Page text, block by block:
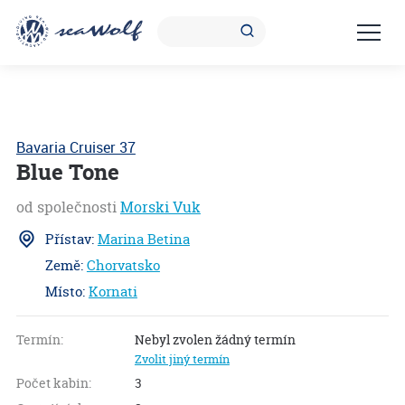
Bavaria Cruiser 37
Blue Tone
od společnostiMorski Vuk
Přístav:Marina Betina
Země:Chorvatsko
Místo:Kornati
Termín: Nebyl zvolen žádný termín
Zvolit jiný termín
Počet kabin:
3